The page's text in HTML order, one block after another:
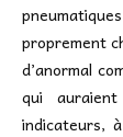
proprement
d’anormal
qui
indicateurs,